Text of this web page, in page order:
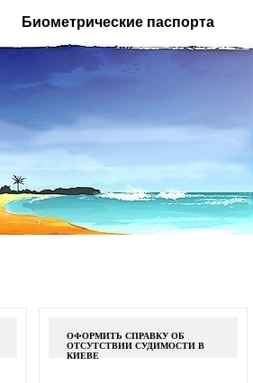
Биометрические паспорта
ОФОРМИТЬ СПРАВКУ ОБ
ОТСУТСТВИИ СУДИМОСТИ В
КИЕВЕ